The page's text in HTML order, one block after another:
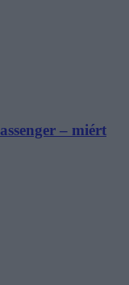
– miért